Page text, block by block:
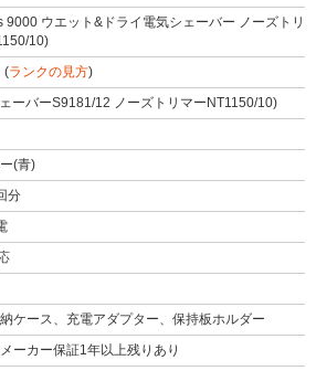
9000 ウエット&ドライ電気シェーバー ノーズトリ
10)
(ランクの見方)
ーバーS9181/12 ノーズトリマーNT1150/10)
(青)
分
ケース、充電アダプター、保持板ホルダー
ーカー保証1年以上残りあり